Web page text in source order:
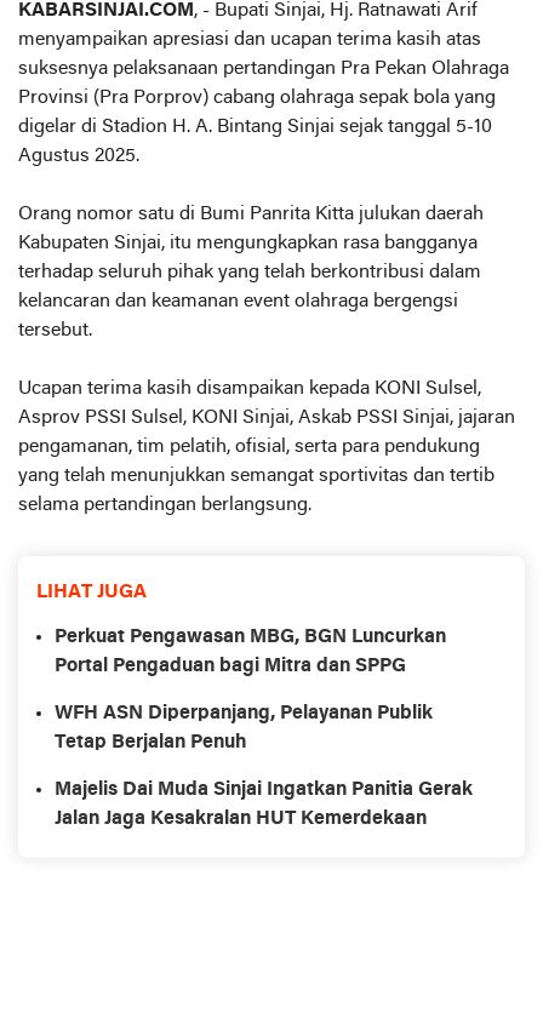
KABARSINJAI.COM , - Bupati Sinjai, Hj. Ratnawati Arif
menyampaikan apresiasi dan ucapan terima kasih atas
suksesnya pelaksanaan pertandingan Pra Pekan Olahraga
Provinsi (Pra Porprov) cabang olahraga sepak bola yang
digelar di Stadion H. A. Bintang Sinjai sejak tanggal 5-10
Agustus 2025.
Orang nomor satu di Bumi Panrita Kitta julukan daerah
Kabupaten Sinjai, itu mengungkapkan rasa bangganya
terhadap seluruh pihak yang telah berkontribusi dalam
kelancaran dan keamanan event olahraga bergengsi
tersebut.
Ucapan terima kasih disampaikan kepada KONI Sulsel,
Asprov PSSI Sulsel, KONI Sinjai, Askab PSSI Sinjai, jajaran
pengamanan, tim pelatih, ofisial, serta para pendukung
yang telah menunjukkan semangat sportivitas dan tertib
selama pertandingan berlangsung.
LIHAT JUGA
Perkuat Pengawasan MBG, BGN Luncurkan
Portal Pengaduan bagi Mitra dan SPPG
WFH ASN Diperpanjang, Pelayanan Publik
Tetap Berjalan Penuh
Majelis Dai Muda Sinjai Ingatkan Panitia Gerak
Jalan Jaga Kesakralan HUT Kemerdekaan